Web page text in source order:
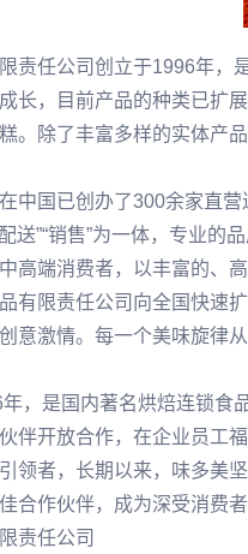
责任公司创立于1996年，
长，目前产品的种类已扩
。除了丰富多样的实体产
中国已创办了300余家直
送”“销售”为一体，专业的
高端消费者，以丰富的、
有限责任公司向全国快速
意激情。每一个美味旋律
，是国内著名烘焙连锁食
伴开放合作，在企业员工
领者，长期以来，味多美
合作伙伴，成为深受消费
责任公司